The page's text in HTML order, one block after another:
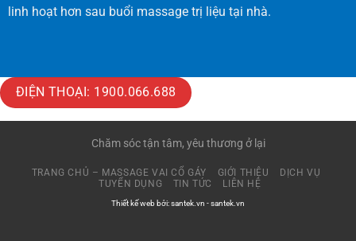
linh hoạt hơn sau buổi massage trị liệu tại nhà.
ĐIỆN THOẠI: 1900.066.688
Chăm sóc tận tâm, yêu thương ở lại
TRANG CHỦ – MASSAGE VAI CỔ GÁY GIỚI THIỆU
DỊCH VỤ
TUYỂN DỤNG
TIN TỨC LIÊN HỆ
Thiết kế web bởi:santek.vn -santek.vn